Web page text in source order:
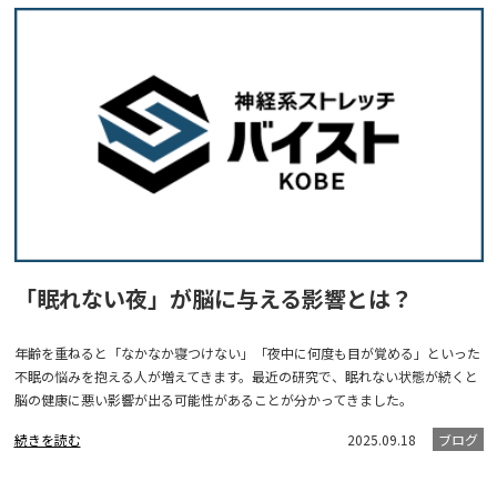
「眠れない夜」が脳に与える影響とは？
年齢を重ねると「なかなか寝つけない」「夜中に何度も目が覚める」といった
不眠の悩みを抱える人が増えてきます。最近の研究で、眠れない状態が続くと
脳の健康に悪い影響が出る可能性があることが分かってきました。
続きを読む 2025.09.18 ブログ